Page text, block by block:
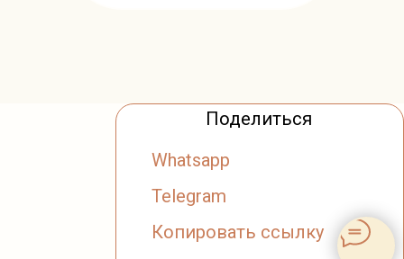
Поделиться
Копировать ссылку
Telegram
Whatsapp